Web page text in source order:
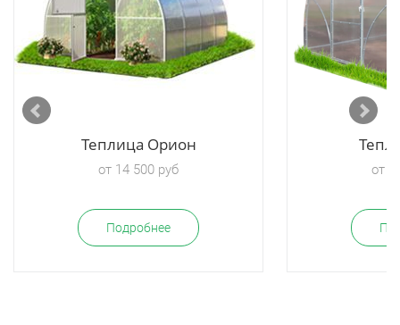
Теплица Орион
от 14 500 руб
Подробнее
от